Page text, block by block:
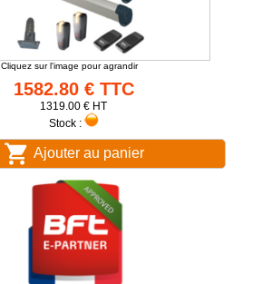
Cliquez sur l'image pour agrandir
1582.80 € TTC
1319.00 € HT
Stock :
Ajouter au panier